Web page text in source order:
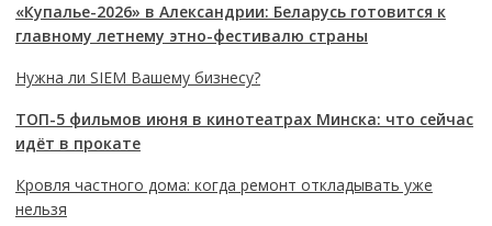
«Купалье-2026» в Александрии: Беларусь готовится к
главному летнему этно-фестивалю страны
Нужна ли SIEM Вашему бизнесу?
ТОП-5 фильмов июня в кинотеатрах Минска: что сейчас
идёт в прокате
Кровля частного дома: когда ремонт откладывать уже
нельзя